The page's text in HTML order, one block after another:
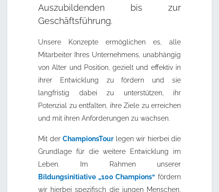
Auszubildenden bis zur
Geschäftsführung.
Unsere Konzepte ermöglichen es, alle
Mitarbeiter Ihres Unternehmens, unabhängig
von Alter und Position, gezielt und effektiv in
ihrer Entwicklung zu fördern und sie
langfristig dabei zu unterstützen, ihr
Potenzial zu entfalten, ihre Ziele zu erreichen
und mit ihren Anforderungen zu wachsen.
Mit der ChampionsTourlegen wir hierbei die
Grundlage für die weitere Entwicklung im
Leben. Im Rahmen unserer
Bildungsinitiative „100 Champions“ fördern
wir hierbei spezifisch die jungen Menschen,